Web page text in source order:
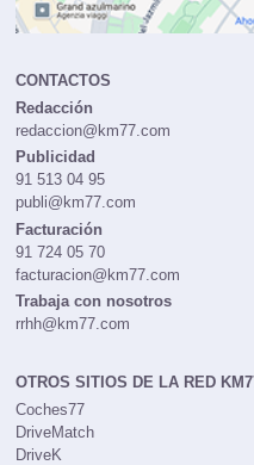
CONTACTOS
Redacción
redaccion@km77.com
Publicidad
91 513 04 95
publi@km77.com
Facturación
91 724 05 70
facturacion@km77.com
Trabaja con nosotros
OTROS SITIOS DE LA RED KM77
Coches77
DriveMatch